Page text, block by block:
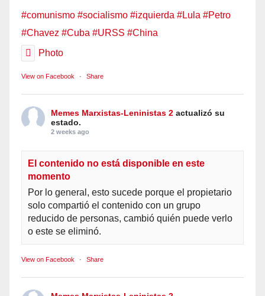
#comunismo #socialismo #izquierda #Lula #Petro
#Chavez #Cuba #URSS #China
Photo
View on Facebook · Share
Memes Marxistas-Leninistas 2 actualizó su
estado.
2 weeks ago
El contenido no está disponible en este
momento
Por lo general, esto sucede porque el propietario
solo compartió el contenido con un grupo
reducido de personas, cambió quién puede verlo
o este se eliminó.
View on Facebook · Share